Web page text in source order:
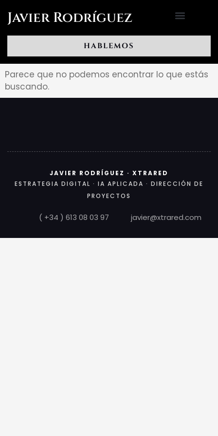
Javier Rodríguez
HABLEMOS
Parece que no podemos encontrar lo que estás
buscando.
JAVIER RODRÍGUEZ · XTRARED
ESTRATEGIA DIGITAL · IA APLICADA · DIRECCIÓN DE
PROYECTOS
( +34 ) 613 08 03 97 javier@xtrared.com